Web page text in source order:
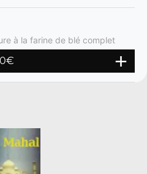
à la farine de blé complet
€